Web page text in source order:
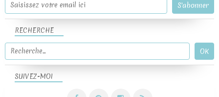
SUIVEZ-MOI
RECHERCHE